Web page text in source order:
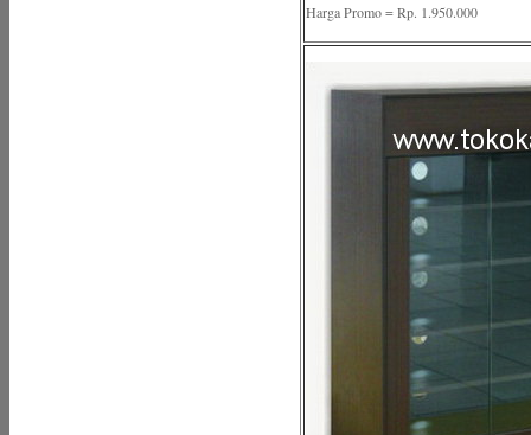
Harga Promo = Rp. 1.950.000